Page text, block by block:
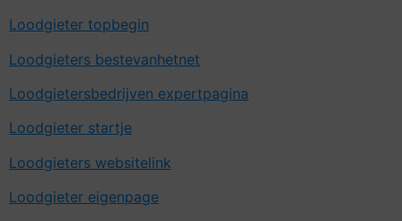
Loodgieter topbegin
Loodgieters bestevanhetnet
Loodgietersbedrijven expertpagina
Loodgieter startje
Loodgieters websitelink
Loodgieter eigenpage